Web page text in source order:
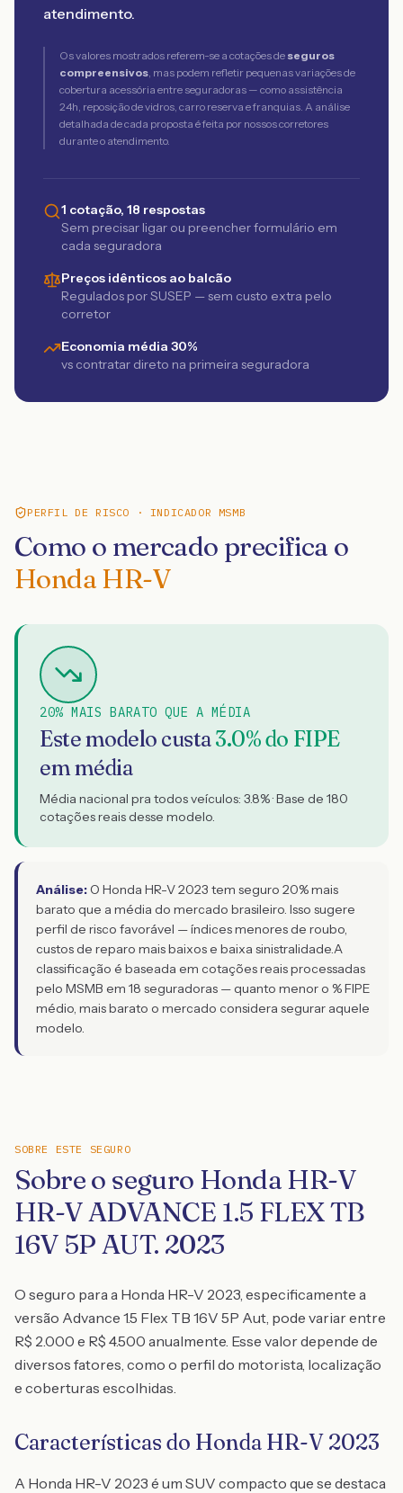
atendimento.
Os valores mostrados referem-se a cotações de seguros
compreensivos, mas podem refletir pequenas variações de
cobertura acessória entre seguradoras — como assistência
24h, reposição de vidros, carro reserva e franquias. A análise
detalhada de cada proposta é feita por nossos corretores
durante o atendimento.
1 cotação, 18 respostas
Sem precisar ligar ou preencher formulário em
cada seguradora
Preços idênticos ao balcão
Regulados por SUSEP — sem custo extra pelo
corretor
Economia média 30%
vs contratar direto na primeira seguradora
PERFIL DE RISCO · INDICADOR MSMB
Como o mercado precifica o
Honda HR-V
20% MAIS BARATO QUE A MÉDIA
Este modelo custa3.0% do FIPE
em média
Média nacional pra todos veículos: 3.8% · Base de 180
cotações reais desse modelo.
Análise: O Honda HR-V 2023 tem seguro 20% mais
barato que a média do mercado brasileiro. Isso sugere
perfil de risco favorável — índices menores de roubo,
custos de reparo mais baixos e baixa sinistralidade.A
classificação é baseada em cotações reais processadas
pelo MSMB em 18 seguradoras — quanto menor o % FIPE
médio, mais barato o mercado considera segurar aquele
modelo.
SOBRE ESTE SEGURO
Sobre o seguro Honda HR-V
HR-V ADVANCE 1.5 FLEX TB
16V 5P AUT. 2023
O seguro para a Honda HR-V 2023, especificamente a
versão Advance 1.5 Flex TB 16V 5P Aut, pode variar entre
R$ 2.000 e R$ 4.500 anualmente. Esse valor depende de
diversos fatores, como o perfil do motorista, localização
e coberturas escolhidas.
Características do Honda HR-V 2023
A Honda HR-V 2023 é um SUV compacto que se destaca